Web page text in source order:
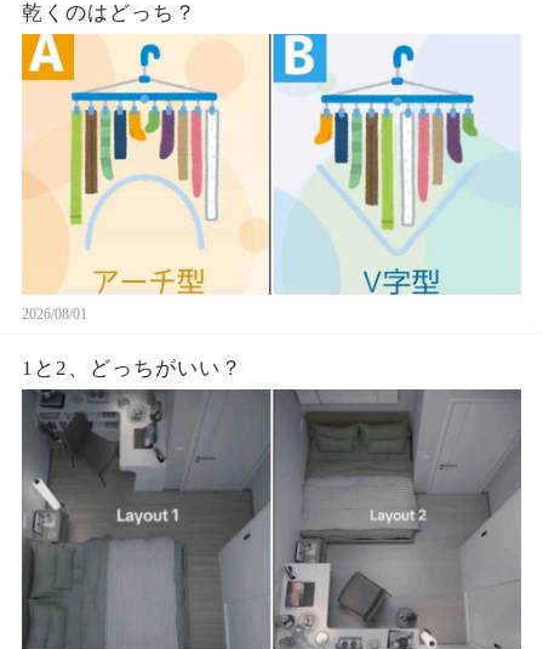
乾くのはどっち？
2026/08/01
1と2、どっちがいい？